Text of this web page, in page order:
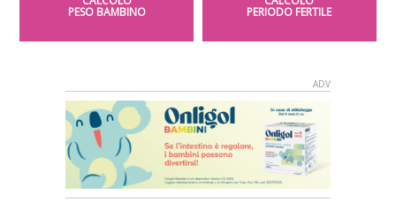
PESO BAMBINO PERIODO FERTILE